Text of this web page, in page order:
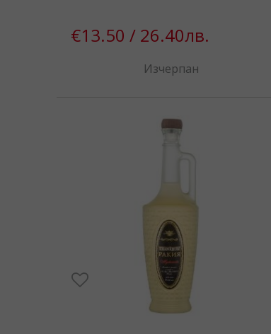
€13.50 / 26.40лв.
Изчерпан